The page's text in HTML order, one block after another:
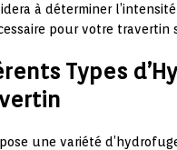
à déterminer
pour votre travertin
Types
une variété